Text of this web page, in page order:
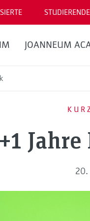
STUDIERENDE
JOANNEUM